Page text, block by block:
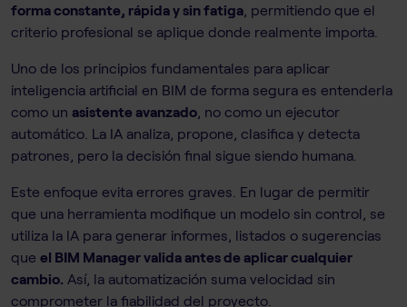
forma constante, rápida y sin fatiga , permitiendo que el
criterio profesional se aplique donde realmente importa.
Uno de los principios fundamentales para aplicar
inteligencia artificial en BIM de forma segura es entenderla
como un asistente avanzado , no como un ejecutor
automático. La IA analiza, propone, clasifica y detecta
patrones, pero la decisión final sigue siendo humana.
Este enfoque evita errores graves. En lugar de permitir
que una herramienta modifique un modelo sin control, se
utiliza la IA para generar informes, listados o sugerencias
que el BIM Manager valida antes de aplicar cualquier
cambio. Así, la automatización suma velocidad sin
comprometer la fiabilidad del proyecto.